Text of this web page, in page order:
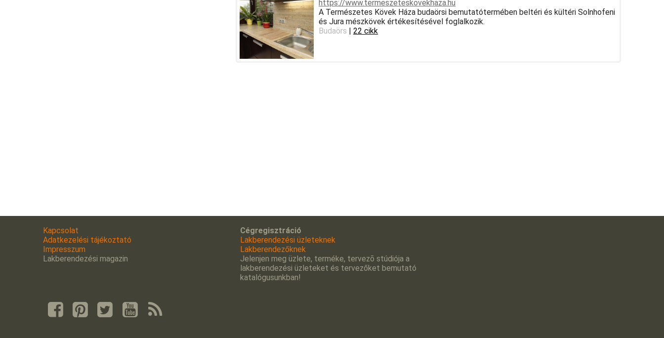
https://www.termeszeteskovekhaza.hu
A Természetes Kövek Háza budaörsi bemutatótermében beltéri és kültéri Solnhofeni
és Jura mészkövek értékesítésével foglalkozik.
Budaörs | 22 cikk
Kapcsolat
Adatkezelési tájékoztató
Impresszum
Lakberendezési magazin
Cégregisztráció
Lakberendezési üzleteknek
Lakberendezőknek
Jelenjen meg üzlete, terméke, tervezõ stúdiója a
lakberendezési üzleteket és tervezőket bemutató
katalógusunkban!